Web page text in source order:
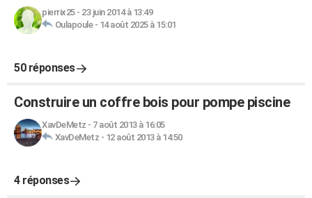
pierrix25- 23 juin 2014 à 13:49
Oulapoule- 14 août 2025 à 15:01
50 réponses
Construire un coffre bois pour pompe piscine
XavDeMetz - 7 août 2013 à 16:05
XavDeMetz - 12 août 2013 à 14:50
4 réponses